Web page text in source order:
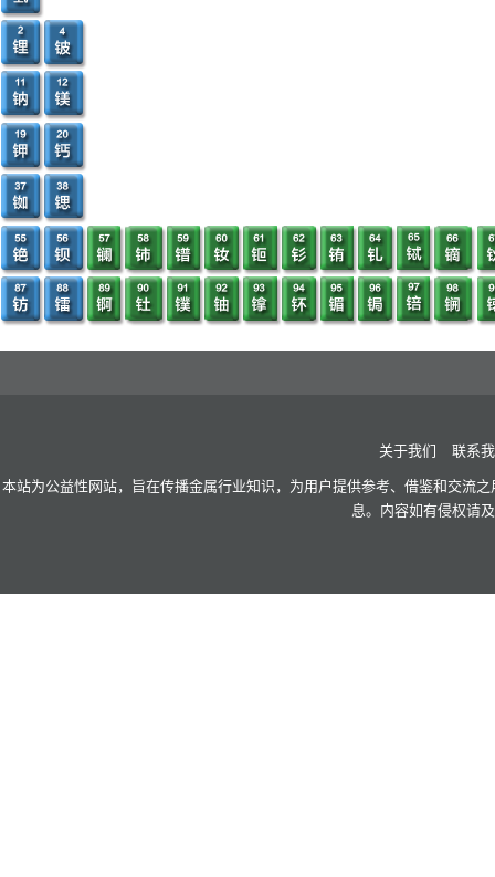
关于我们 联系
本站为公益性网站，旨在传播金属行业知识，为用户提供参考、借鉴和交流
息。内容如有侵权请